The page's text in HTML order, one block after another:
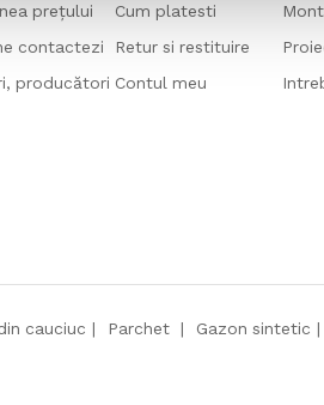
prețului
contactezi
producători
Cum platesti
Retur si restituire
Contul meu
cauciuc Parchet Gazon sintetic